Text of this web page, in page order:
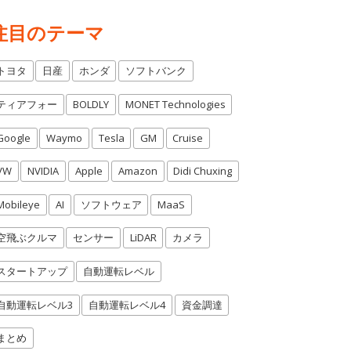
目のテーマ
ヨタ 日産 ホンダ ソフトバンク
ィアフォー BOLDLY MONET Technologies
Waymo Tesla GM Cruise
NVIDIA Apple Amazon Didi Chuxing
AI ソフトウェア MaaS
飛ぶクルマ センサー LiDAR カメラ
タートアップ 自動運転レベル
動運転レベル3 自動運転レベル4 資金調達
とめ